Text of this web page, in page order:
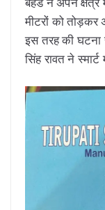
मीटरों को तोड़कर
इस तरह की घटना
सिंह रावत ने